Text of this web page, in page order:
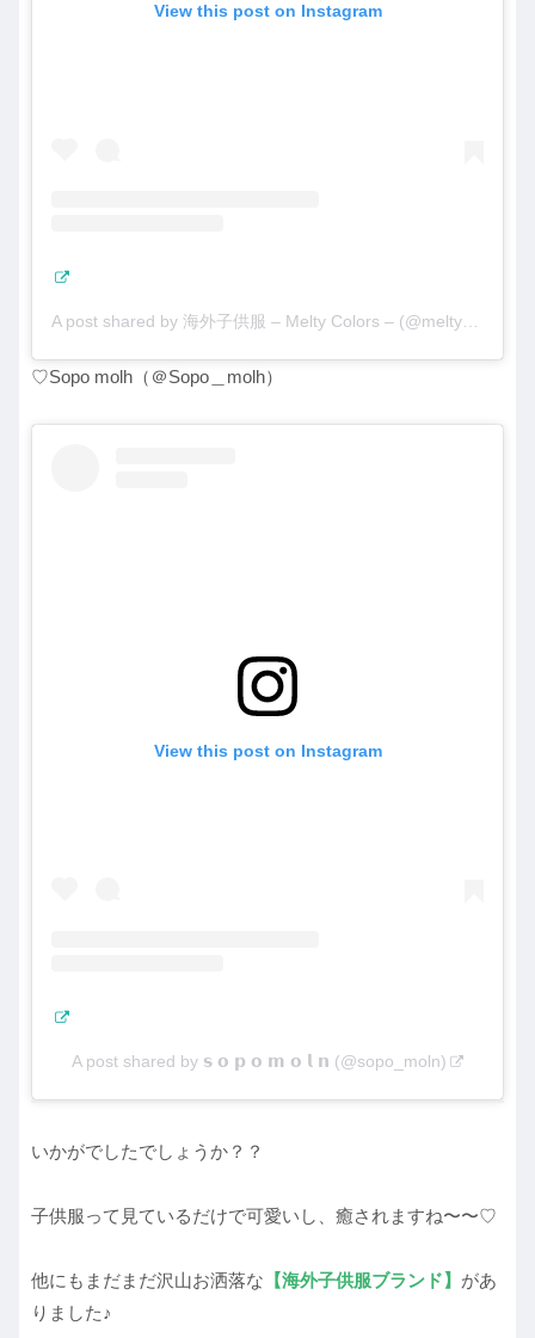
View this post on Instagram
A post shared by 海外子供服 – Melty Colors – (@meltycolors)
♡Sopo molh（＠Sopo＿molh）
View this post on Instagram
A post shared by 𝘀 𝗼 𝗽 𝗼 𝗺 𝗼 𝗹 𝗻 (@sopo_moln)
いかがでしたでしょうか？？
子供服って見ているだけで可愛いし、癒されますね〜〜♡
他にもまだまだ沢山お洒落な 【海外子供服ブランド】 があ
りました♪